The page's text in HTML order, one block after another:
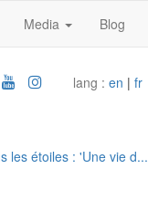
Media Blog
lang : en | fr
les étoiles : 'Une vie d...